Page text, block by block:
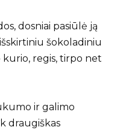
dosniai pasiūlė ją
šokoladiniu
regis, tirpo net
ir galimo
draugiškas